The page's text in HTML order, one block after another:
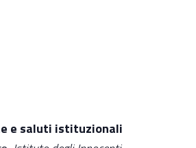
e saluti istituzionali